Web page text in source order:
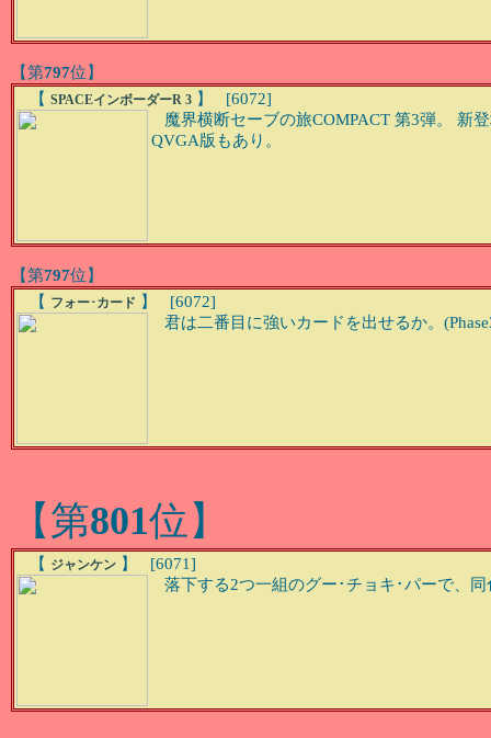
【第797位】
【 SPACEインボーダーR 3 】 [6072]
魔界横断セーブの旅COMPACT 第3弾。 新
QVGA版もあり。
【第797位】
【 フォー･カード 】 [6072]
君は二番目に強いカードを出せるか。
【第801位】
【 ジャンケン 】 [6071]
落下する2つ一組のグー･チョキ･パーで、